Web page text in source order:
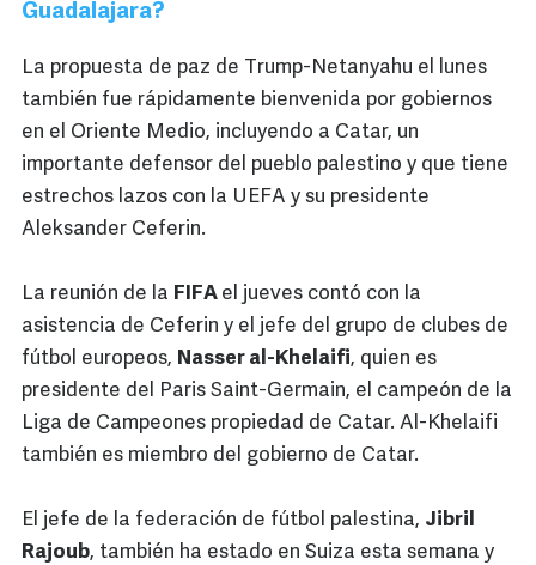
Guadalajara?
La propuesta de paz de Trump-Netanyahu el lunes
también fue rápidamente bienvenida por gobiernos
en el Oriente Medio, incluyendo a Catar, un
importante defensor del pueblo palestino y que tiene
estrechos lazos con la UEFA y su presidente
Aleksander Ceferin.
La reunión de la FIFA el jueves contó con la
asistencia de Ceferin y el jefe del grupo de clubes de
fútbol europeos, Nasser al-Khelaifi, quien es
presidente del Paris Saint-Germain, el campeón de la
Liga de Campeones propiedad de Catar. Al-Khelaifi
también es miembro del gobierno de Catar.
El jefe de la federación de fútbol palestina, Jibril
Rajoub, también ha estado en Suiza esta semana y